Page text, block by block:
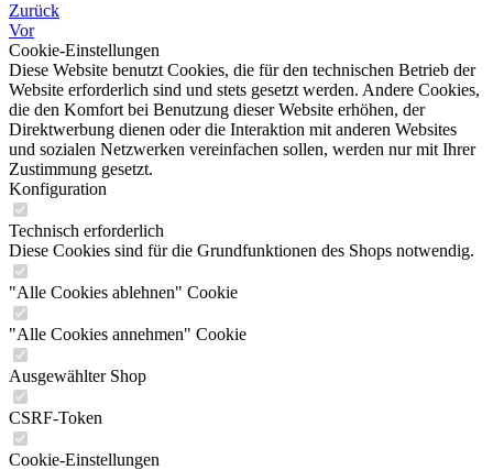
Zurück
Vor
Cookie-Einstellungen
Diese Website benutzt Cookies, die für den technischen Betrieb der
Website erforderlich sind und stets gesetzt werden. Andere Cookies,
die den Komfort bei Benutzung dieser Website erhöhen, der
Direktwerbung dienen oder die Interaktion mit anderen Websites
und sozialen Netzwerken vereinfachen sollen, werden nur mit Ihrer
Zustimmung gesetzt.
Konfiguration
Technisch erforderlich
Diese Cookies sind für die Grundfunktionen des Shops notwendig.
"Alle Cookies ablehnen" Cookie
"Alle Cookies annehmen" Cookie
Ausgewählter Shop
CSRF-Token
Cookie-Einstellungen